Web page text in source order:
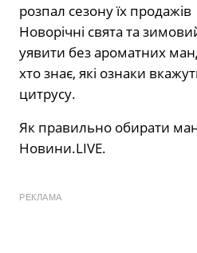
розпал сезону їх продажів
Новорічні свята та
уявити без ароматних
хто знає, які ознаки
цитрусу.
Як правильно обирати
Новини.LIVE.
РЕКЛАМА